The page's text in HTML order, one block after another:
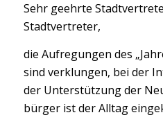
Sehr geehrte
Stadtvertreter,
die Aufregungen des
sind verklungen, bei der
der Unterstützung der
bürger ist der Alltag